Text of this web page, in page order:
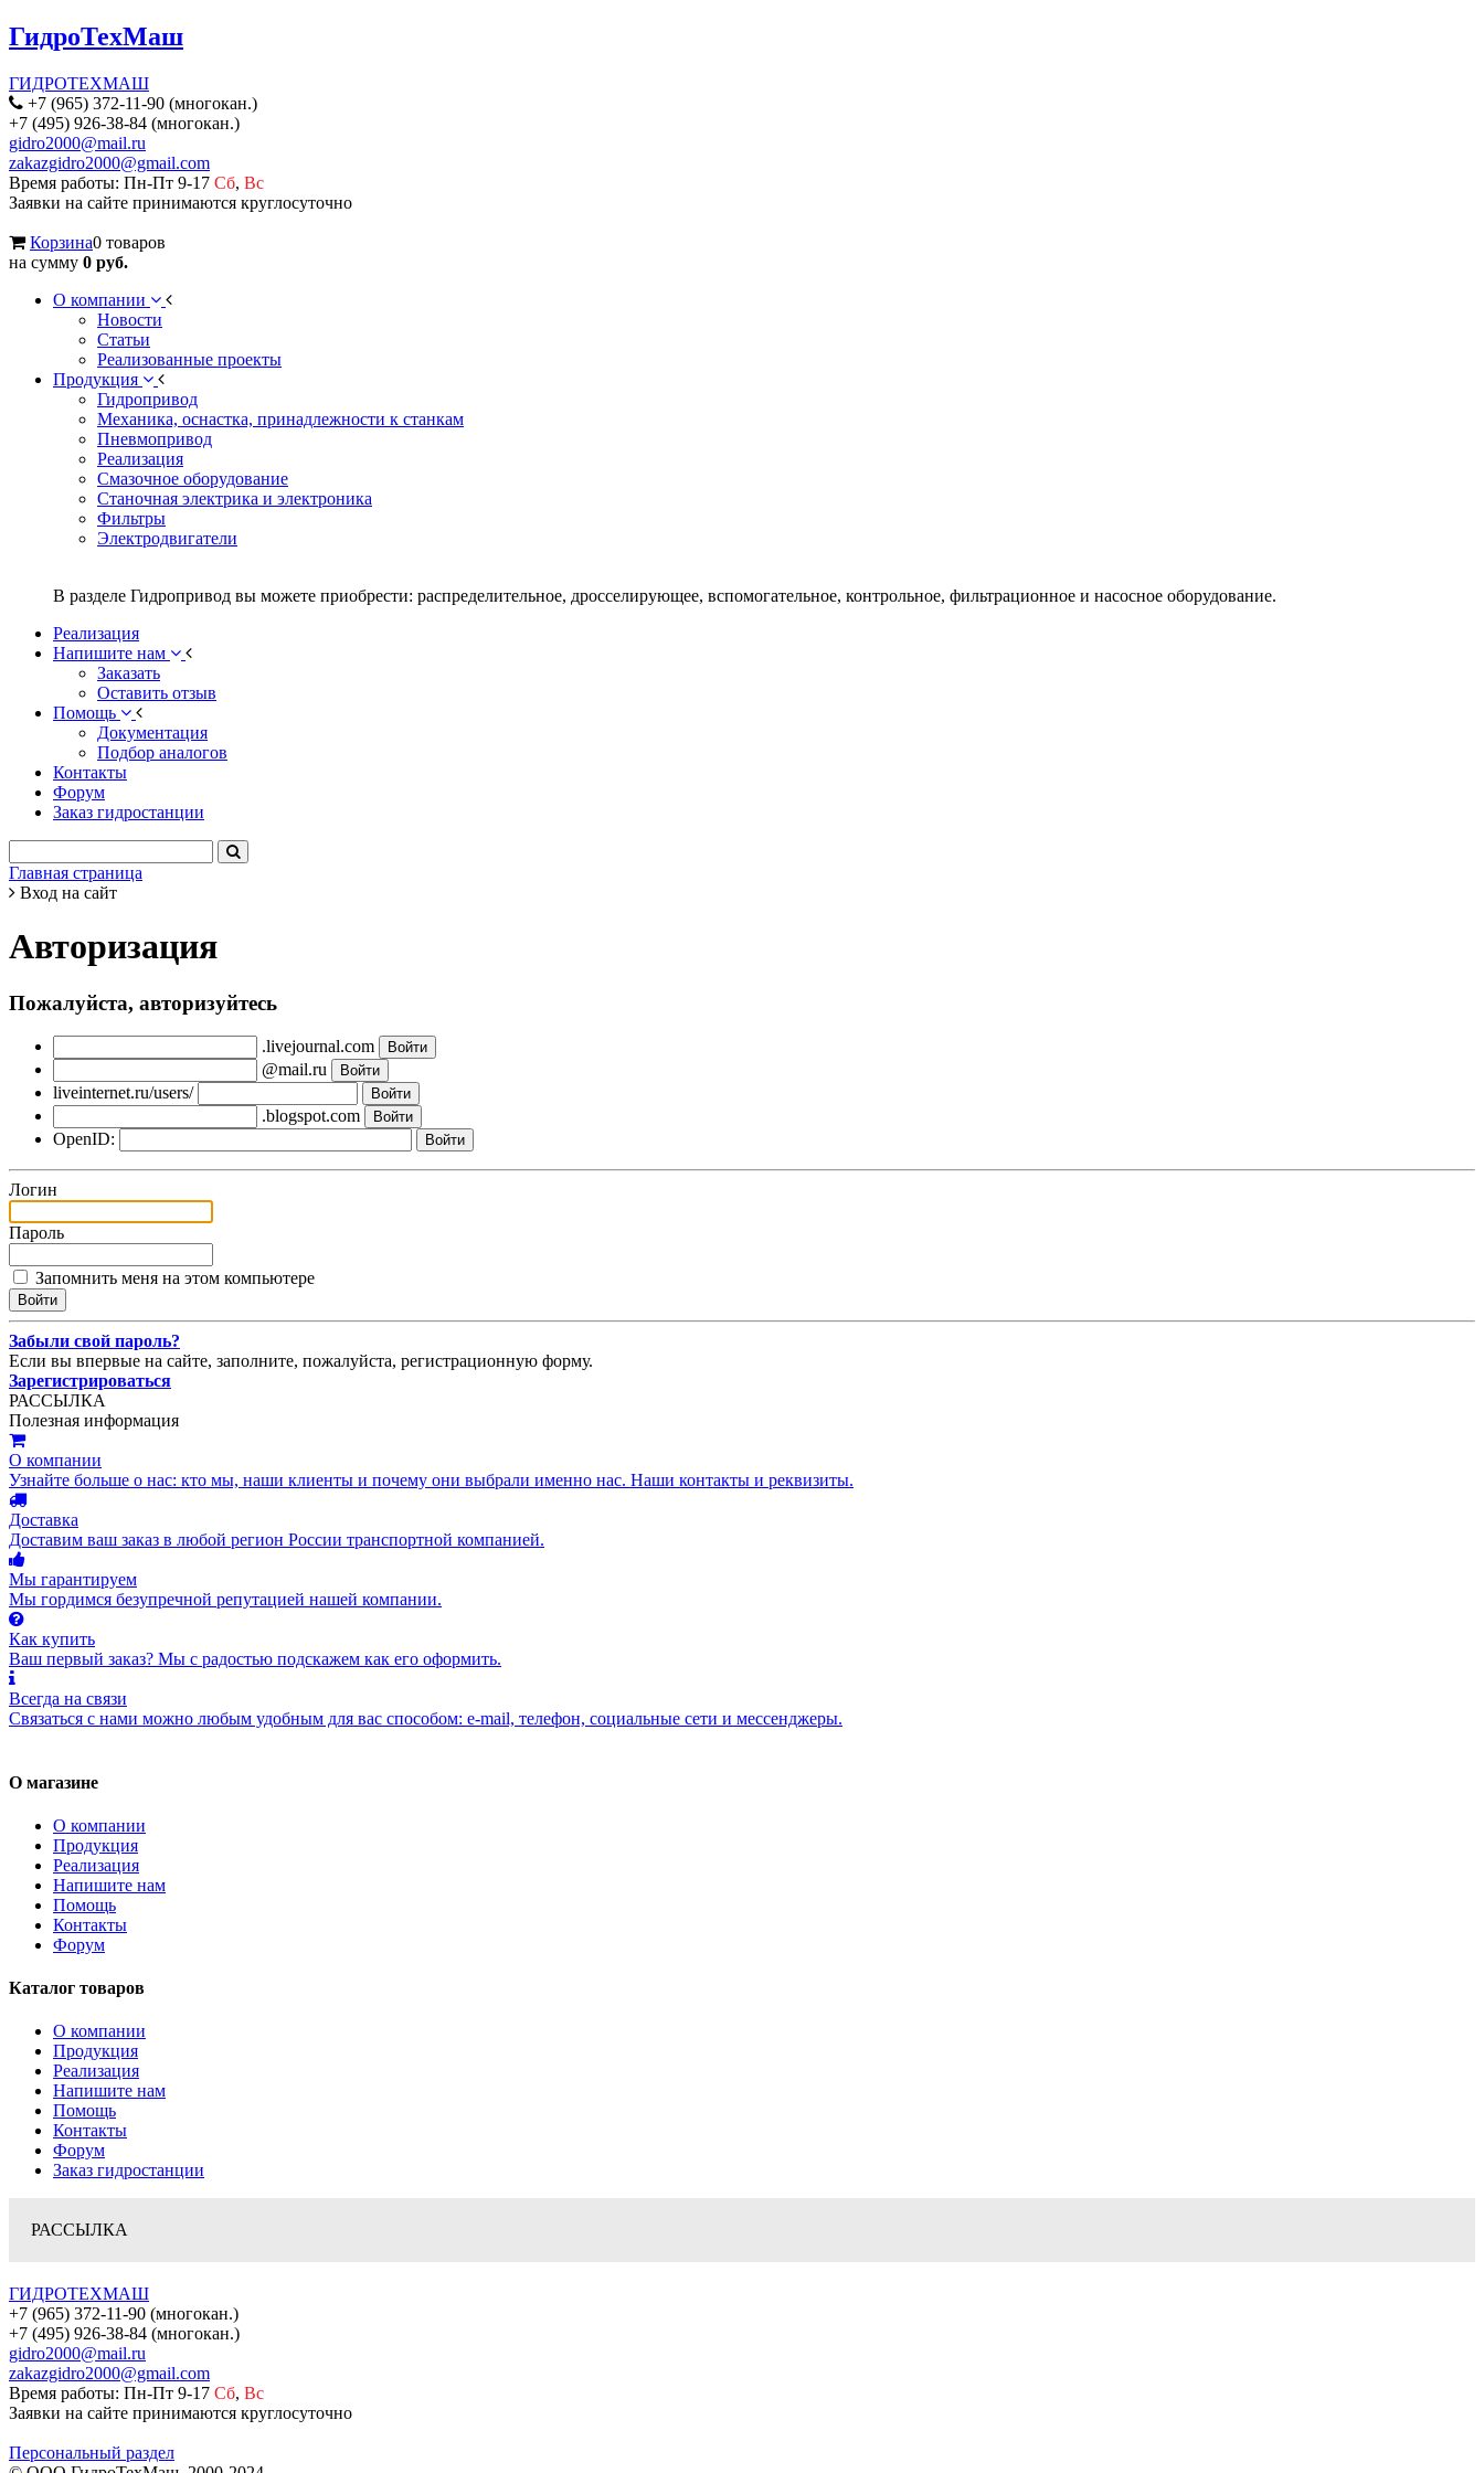
ГидроТехМаш
ГИДРОТЕХМАШ
+7 (965) 372-11-90 (многокан.)
+7 (495) 926-38-84 (многокан.)
gidro2000@mail.ru
zakazgidro2000@gmail.com
Время работы: Пн-Пт 9-17 Сб, Вс
Заявки на сайте принимаются круглосуточно
Корзина0 товаров
на сумму 0 руб.
О компании
Новости
Статьи
Реализованные проекты
Продукция
Гидропривод
Механика, оснастка, принадлежности к станкам
Пневмопривод
Реализация
Смазочное оборудование
Станочная электрика и электроника
Фильтры
Электродвигатели
В разделе Гидропривод вы можете приобрести: распределительное, дросселирующее, вспомогательное, контрольное, фильтрационное и насосное оборудование.
Реализация
Напишите нам
Заказать
Оставить отзыв
Помощь
Документация
Подбор аналогов
Контакты
Форум
Заказ гидростанции
Главная страница
Вход на сайт
Авторизация
Пожалуйста, авторизуйтесь
.livejournal.com
@mail.ru
liveinternet.ru/users/
.blogspot.com
OpenID:
Логин
Пароль
Запомнить меня на этом компьютере
Забыли свой пароль?
Если вы впервые на сайте, заполните, пожалуйста, регистрационную форму.
Зарегистрироваться
РАССЫЛКА
Полезная информация
О компании
Узнайте больше о нас: кто мы, наши клиенты и почему они выбрали именно нас. Наши контакты и реквизиты.
Доставка
Доставим ваш заказ в любой регион России транспортной компанией.
Мы гарантируем
Мы гордимся безупречной репутацией нашей компании.
Как купить
Ваш первый заказ? Мы с радостью подскажем как его оформить.
Всегда на связи
Связаться с нами можно любым удобным для вас способом: e-mail, телефон, социальные сети и мессенджеры.
О магазине
О компании
Продукция
Реализация
Напишите нам
Помощь
Контакты
Форум
Каталог товаров
О компании
Продукция
Реализация
Напишите нам
Помощь
Контакты
Форум
Заказ гидростанции
РАССЫЛКА
ГИДРОТЕХМАШ
+7 (965) 372-11-90 (многокан.)
+7 (495) 926-38-84 (многокан.)
gidro2000@mail.ru
zakazgidro2000@gmail.com
Время работы: Пн-Пт 9-17 Сб, Вс
Заявки на сайте принимаются круглосуточно
Персональный раздел